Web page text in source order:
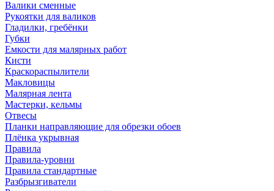
Валики сменные
Рукоятки для валиков
Гладилки, гребёнки
Губки
Емкости для малярных работ
Кисти
Краскораспылители
Макловицы
Малярная лента
Мастерки, кельмы
Отвесы
Планки направляющие для обрезки обоев
Плёнка укрывная
Правила
Правила-уровни
Правила стандартные
Разбрызгиватели